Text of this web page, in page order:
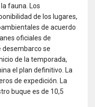
fauna. Los
de los lugares,
de acuerdo
oficiales de
desembarco se
de la temporada,
el plan definitivo. La
de expedición. La
buque es de 10,5